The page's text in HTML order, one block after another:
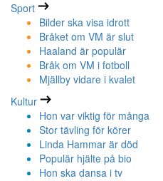
Sport
Bilder ska visa idrott
Bråket om VM är slut
Haaland är populär
Bråk om VM i fotboll
Mjällby vidare i kvalet
Kultur
Hon var viktig för många
Stor tävling för körer
Linda Hammar är död
Populär hjälte på bio
Hon ska dansa i tv